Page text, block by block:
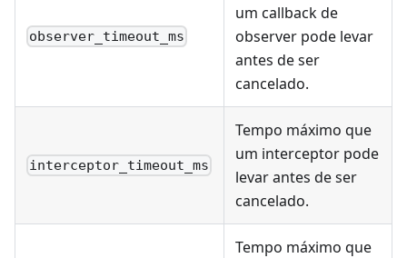
observer_timeout_ms
um callback de
observer pode levar
antes de ser
cancelado.
interceptor_timeout_ms
Tempo máximo que
um interceptor pode
levar antes de ser
cancelado.
Tempo máximo que